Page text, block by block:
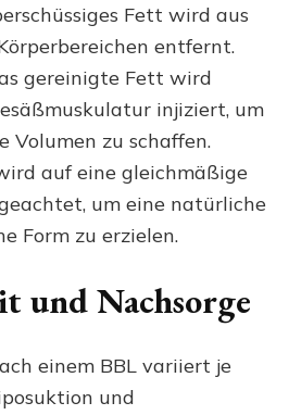
Fett wird aus
entfernt.
gereinigte Fett wird
injiziert, um
Volumen zu schaffen.
auf eine gleichmäßige
um eine natürliche
Form zu erzielen.
und Nachsorge
einem BBL variiert je
und